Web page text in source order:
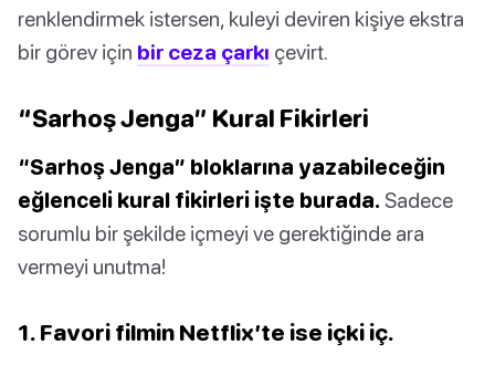
renklendirmek istersen, kuleyi deviren kişiye ekstra
bir görev için bir ceza çarkı çevirt.
“Sarhoş Jenga” Kural Fikirleri
“Sarhoş Jenga” bloklarına yazabileceğin
eğlenceli kural fikirleri işte burada. Sadece
sorumlu bir şekilde içmeyi ve gerektiğinde ara
vermeyi unutma!
1. Favori filmin Netflix’te ise içki iç.